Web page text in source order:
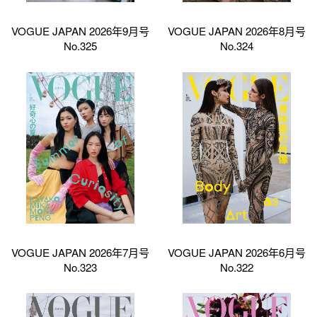
VOGUE JAPAN 2026年9月号
No.325
VOGUE JAPAN 2026年8月号
No.324
VOGUE JAPAN 2026年7月号
No.323
VOGUE JAPAN 2026年6月号
No.322